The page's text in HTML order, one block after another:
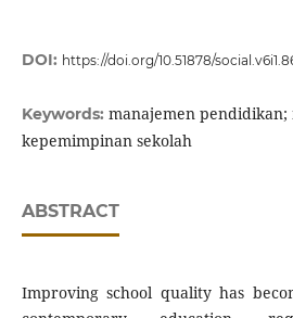
DOI: https://doi.org/10.51878/
Keywords: manajemen pendidikan;
kepemimpinan sekolah
ABSTRACT
Improving school quality has